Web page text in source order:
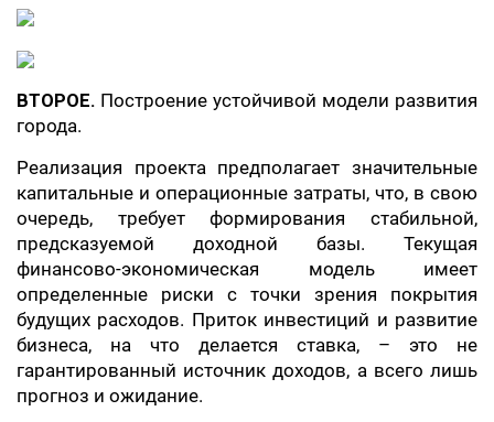
ВТОРОЕ. Построение устойчивой модели развития
города.
Реализация проекта предполагает значительные
капитальные и операционные затраты, что, в свою
очередь, требует формирования стабильной,
предсказуемой доходной базы. Текущая
финансово-экономическая модель имеет
определенные риски с точки зрения покрытия
будущих расходов. Приток инвестиций и развитие
бизнеса, на что делается ставка, – это не
гарантированный источник доходов, а всего лишь
прогноз и ожидание.